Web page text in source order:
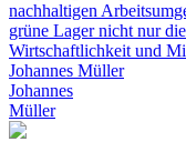
nachhaltigen
grüne Lager nicht nur
Wirtschaftlichkeit und
Johannes Müller
Johannes
Müller